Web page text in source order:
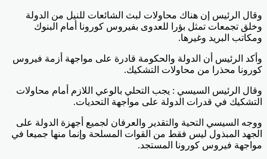
وقال الرئيس إن هناك محاولات لبث الشائعات للنيل من الدولة
وخلق تجمعات تمثل بؤرا للعدوى بفيروس كورونا أمام البنوك
ومكاتب البريد وغيرها.
وأكد الرئيس أن الدولة والحكومة قادرة على مواجهة أزمة فيروس
كورونا محذرا من محاولات التشكيك.
وقال الرئيس السيسي : يجب التحلي بالوعي اللازم أمام محاولات
التشكيك في قدرات الدولة على مواجهة التحديات.
ووجه السيسي التحية والتقدير والعرفان لجميع أجهزة الدولة على
الجهد المبذول ليس فقط من القوات المسلحة وإنما منها جميعا في
مواجهة فيروس كورونا المستجد.